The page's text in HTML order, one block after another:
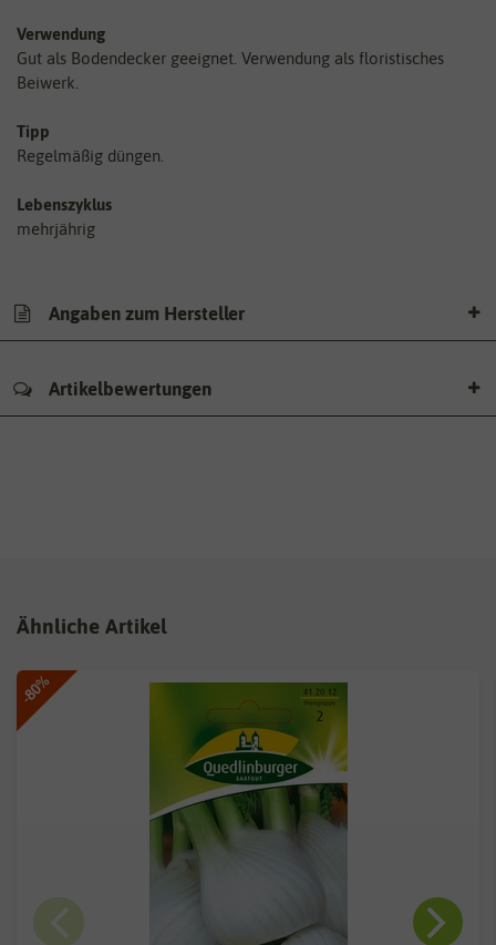
Verwendung
Gut als Bodendecker geeignet. Verwendung als floristisches
Beiwerk.
Tipp
Regelmäßig düngen.
Lebenszyklus
mehrjährig
Angaben zum Hersteller
Artikelbewertungen
Ähnliche Artikel
-80%